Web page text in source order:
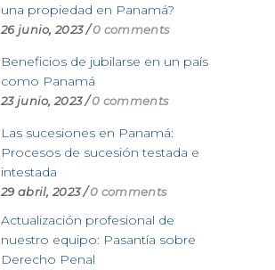
una propiedad en Panamá?
26 junio, 2023 /0 comments
Beneficios de jubilarse en un país
como Panamá
23 junio, 2023 /0 comments
Las sucesiones en Panamá:
Procesos de sucesión testada e
intestada
29 abril, 2023 /0 comments
Actualización profesional de
nuestro equipo: Pasantía sobre
Derecho Penal